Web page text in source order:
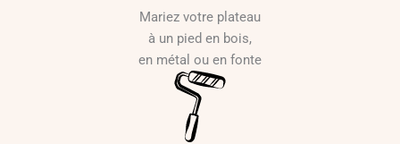
Mariez votre plateau
à un pied en bois,
en métal ou en fonte